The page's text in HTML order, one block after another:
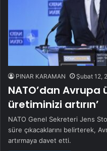
PINAR KARAMAN Şubat 12,
NATO’dan Avrupa
üretiminizi artırın’
NATO Genel Sekreteri Jens
süre çıkacaklarını belirterek,
artırmaya davet etti.